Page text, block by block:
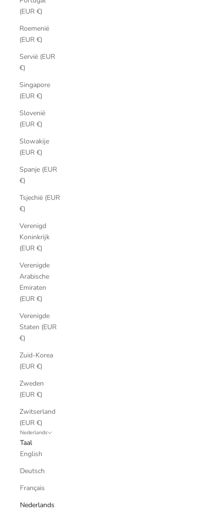
(EUR €)
Roemenië
(EUR €)
Servië (EUR
€)
Singapore
(EUR €)
Slovenië
(EUR €)
Slowakije
(EUR €)
Spanje (EUR
€)
Tsjechië (EUR
€)
Verenigd
Koninkrijk
(EUR €)
Verenigde
Arabische
Emiraten
(EUR €)
Verenigde
Staten (EUR
€)
Zuid-Korea
(EUR €)
Zweden
(EUR €)
Zwitserland
(EUR €)
Nederlands
Taal
English
Deutsch
Français
Nederlands